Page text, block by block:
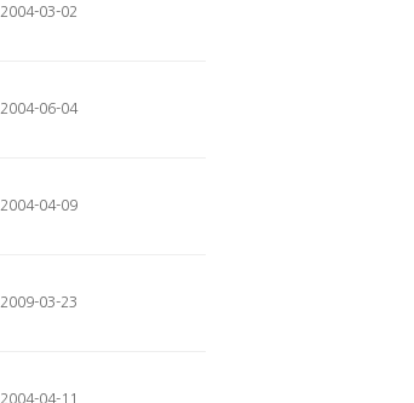
2004-03-02
2004-06-04
2004-04-09
2009-03-23
2004-04-11